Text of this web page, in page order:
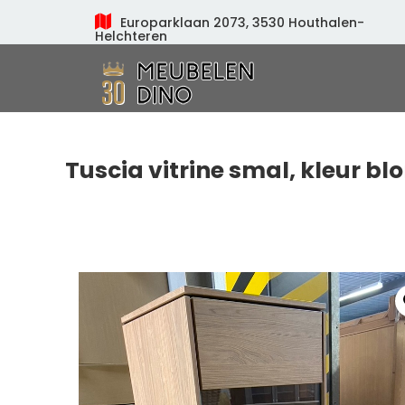
Europarklaan 2073, 3530 Houthalen-
Helchteren
Tuscia vitrine smal, kleur